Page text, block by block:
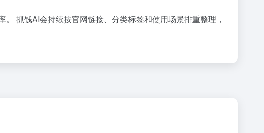
抓钱AI会持续按官网链接、分类标签和使用场景排重整理，